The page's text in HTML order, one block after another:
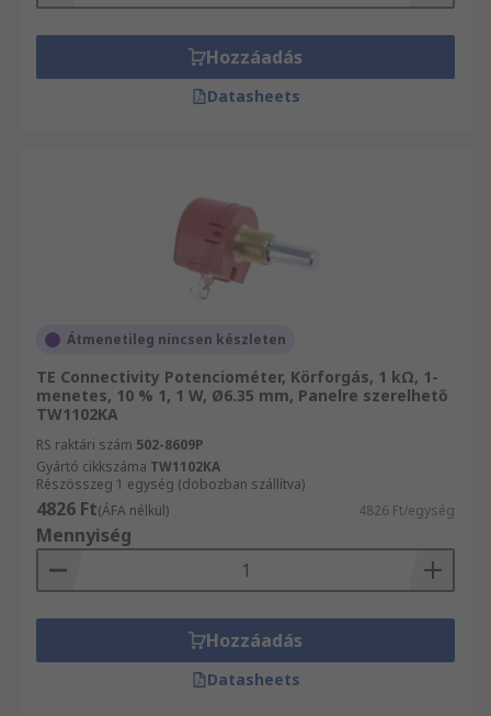
Hozzáadás
Datasheets
Átmenetileg nincsen készleten
TE Connectivity Potenciométer, Körforgás, 1 kΩ, 1-
menetes, 10 % 1, 1 W, Ø6.35 mm, Panelre szerelhető
TW1102KA
RS raktári szám 502-8609P
Gyártó cikkszáma TW1102KA
Részösszeg 1 egység (dobozban szállítva)
4826 Ft(ÁFA nélkül) 4826 Ft/egység
Mennyiség
Hozzáadás
Datasheets